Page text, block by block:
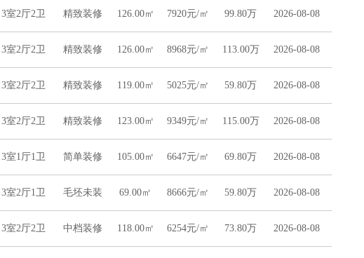
3室2厅2卫 精致装修 126.00㎡ 7920元/㎡ 99.80万 2026-08-08
3室2厅2卫 精致装修 126.00㎡ 8968元/㎡ 113.00万 2026-08-08
3室2厅2卫 精致装修 119.00㎡ 5025元/㎡ 59.80万 2026-08-08
3室2厅2卫 精致装修 123.00㎡ 9349元/㎡ 115.00万 2026-08-08
3室1厅1卫 简单装修 105.00㎡ 6647元/㎡ 69.80万 2026-08-08
3室2厅1卫 毛坯未装 69.00㎡ 8666元/㎡ 59.80万 2026-08-08
3室2厅2卫 中档装修 118.00㎡ 6254元/㎡ 73.80万 2026-08-08